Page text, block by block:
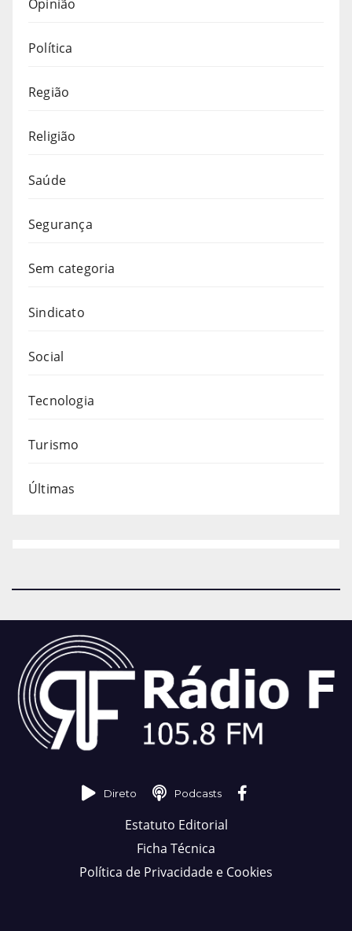
Opinião
Política
Região
Religião
Saúde
Segurança
Sem categoria
Sindicato
Social
Tecnologia
Turismo
Últimas
Direto Podcasts
Estatuto Editorial
Ficha Técnica
Política de Privacidade e Cookies